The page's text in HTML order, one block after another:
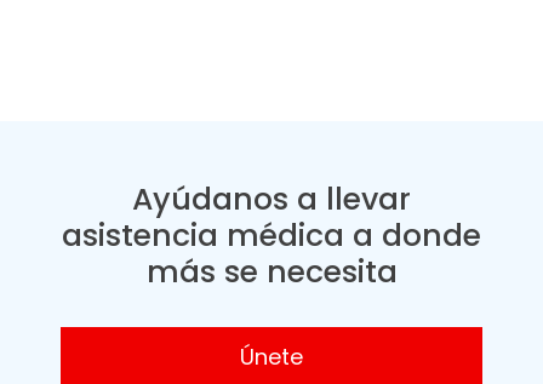
Ayúdanos a llevar
asistencia médica a donde
más se necesita
Únete